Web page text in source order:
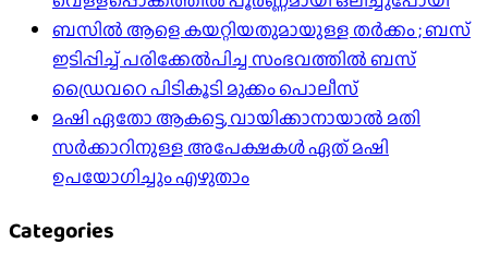
ബസിൽ ആളെ കയറ്റിയതുമായുള്ള തർക്കം ; ബസ്
ഇടിപ്പിച്ച് പരിക്കേൽപിച്ച സംഭവത്തിൽ ബസ്
ഡ്രൈവറെ പിടികൂടി മുക്കം പൊലീസ്
മഷി ഏതോ ആകട്ടെ, വായിക്കാനായാൽ മതി​
സർക്കാറിനുള്ള അപേക്ഷകൾ ഏത് മഷി
ഉപയോഗിച്ചും എഴുതാം
Categories